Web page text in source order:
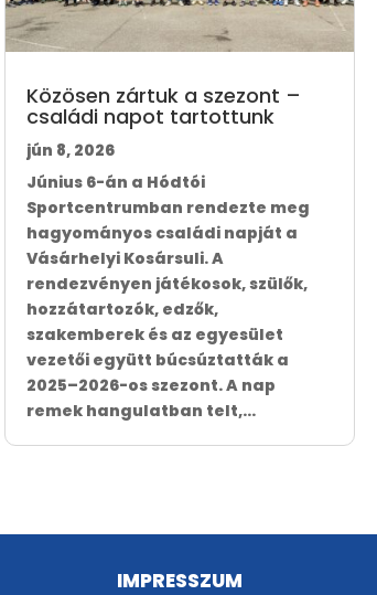
Közösen zártuk a szezont –
családi napot tartottunk
jún 8, 2026
Június 6-án a Hódtói
Sportcentrumban rendezte meg
hagyományos családi napját a
Vásárhelyi Kosársuli. A
rendezvényen játékosok, szülők,
hozzátartozók, edzők,
szakemberek és az egyesület
vezetői együtt búcsúztatták a
2025–2026-os szezont. A nap
remek hangulatban telt,...
IMPRESSZUM